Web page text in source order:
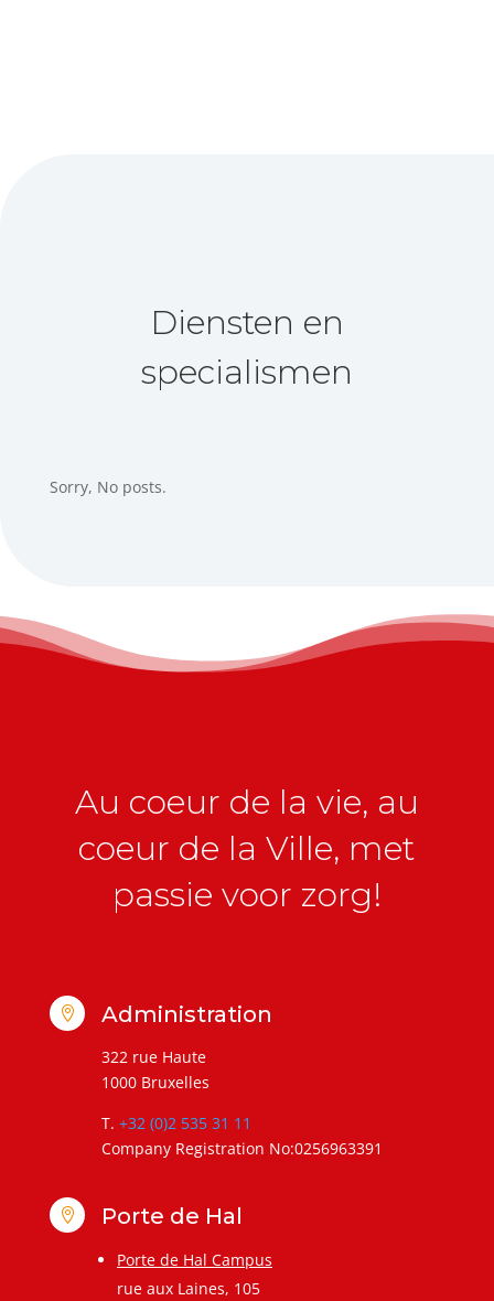
Diensten en
specialismen
Sorry, No posts.
Au coeur de la vie, au
coeur de la Ville, met
passie voor zorg!
 Administration
322 rue Haute
1000 Bruxelles
T. +32 (0)2 535 31 11
Company Registration No:0256963391
 Porte de Hal
Porte de Hal Campus
rue aux Laines, 105